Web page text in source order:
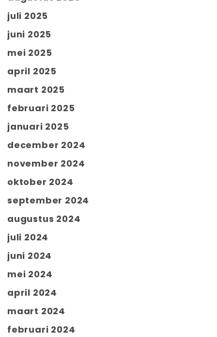
juli 2025
juni 2025
mei 2025
april 2025
maart 2025
februari 2025
januari 2025
december 2024
november 2024
oktober 2024
september 2024
augustus 2024
juli 2024
juni 2024
mei 2024
april 2024
maart 2024
februari 2024